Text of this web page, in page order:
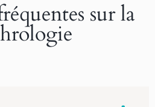
sur la